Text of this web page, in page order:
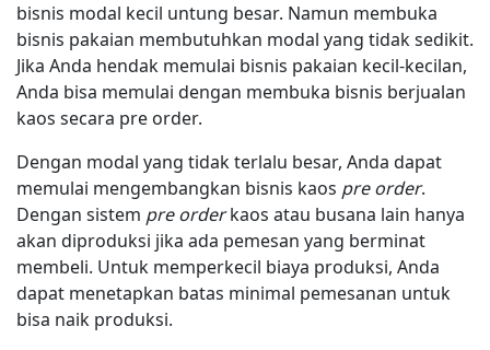
bisnis modal kecil untung besar. Namun membuka
bisnis pakaian membutuhkan modal yang tidak sedikit.
Jika Anda hendak memulai bisnis pakaian kecil-kecilan,
Anda bisa memulai dengan membuka bisnis berjualan
kaos secara pre order.
Dengan modal yang tidak terlalu besar, Anda dapat
memulai mengembangkan bisnis kaos pre order.
Dengan sistem pre orderkaos atau busana lain hanya
akan diproduksi jika ada pemesan yang berminat
membeli. Untuk memperkecil biaya produksi, Anda
dapat menetapkan batas minimal pemesanan untuk
bisa naik produksi.